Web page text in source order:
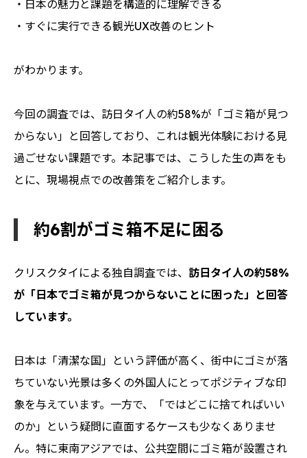
・日本の魅力と課題を構造的に理解できる
・すぐに実行できる観光UX改善のヒント
がわかります。
今回の調査では、訪日タイ人の約58%が「ゴミ箱が見つ
からない」と回答しており、これは観光体験における見
過ごせない課題です。本記事では、こうした生の声をも
とに、現場視点での改善策をご紹介します。
約6割がゴミ箱不足に困る
クリスクタイによる独自調査では、 訪日タイ人の約58%
が「日本でゴミ箱が見つからないことに困った」と回答
しています。
日本は「清潔な国」という評価が高く、街中にゴミが落
ちていない光景は多くの外国人にとってポジティブな印
象を与えています。一方で、「ではどこに捨てればいい
のか」という疑問に直面するケースも少なくありませ
ん。特に東南アジアでは、公共空間にゴミ箱が設置され